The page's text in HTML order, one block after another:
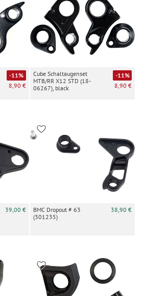
-11%
8,90 €
Cube Schaltaugenset
MTB/RR X12 STD (18-
06267), black
-11%
8,90 €
39,00 €
BMC Dropout # 63
(301235)
38,90 €